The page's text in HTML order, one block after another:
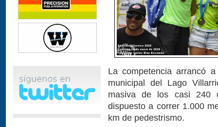
La competencia arrancó
municipal del Lago
masiva de los casi 240
dispuesto a correr 1.000
km de pedestrismo.